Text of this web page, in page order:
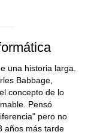
una historia larga.
Babbage,
concepto de lo
Pensó
pero no
años más tarde